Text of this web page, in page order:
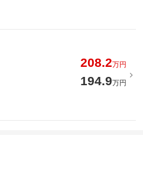
208.2万円
194.9万円